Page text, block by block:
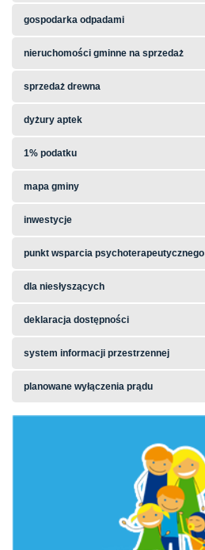
gospodarka odpadami
nieruchomości gminne na sprzedaż
sprzedaż drewna
dyżury aptek
1% podatku
mapa gminy
inwestycje
punkt wsparcia psychoterapeutycznego
dla niesłyszących
deklaracja dostępności
system informacji przestrzennej
planowane wyłączenia prądu